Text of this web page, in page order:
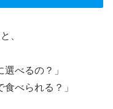
、
べるの？」
べられる？」